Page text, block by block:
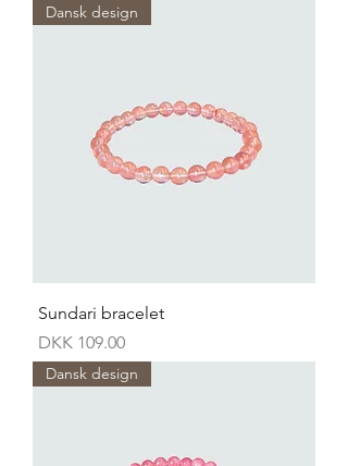
Dansk design
Sundari bracelet
Price
DKK 109.00
Dansk design